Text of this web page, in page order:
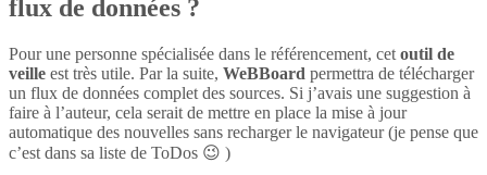
flux de données ?
Pour une personne spécialisée dans le référencement, cet outil de
veille est très utile. Par la suite, WeBBoard permettra de télécharger
un flux de données complet des sources. Si j’avais une suggestion à
faire à l’auteur, cela serait de mettre en place la mise à jour
automatique des nouvelles sans recharger le navigateur (je pense que
c’est dans sa liste de ToDos 😉 )